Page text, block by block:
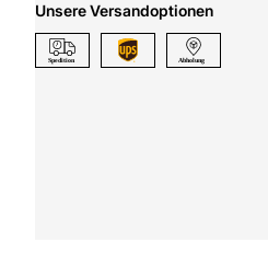
Unsere Versandoptionen